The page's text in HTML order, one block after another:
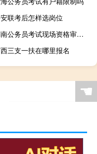
联考后怎样选岗位
湖南公务员考试现场资格审查是什么意思
三支一扶在哪里报名
☚